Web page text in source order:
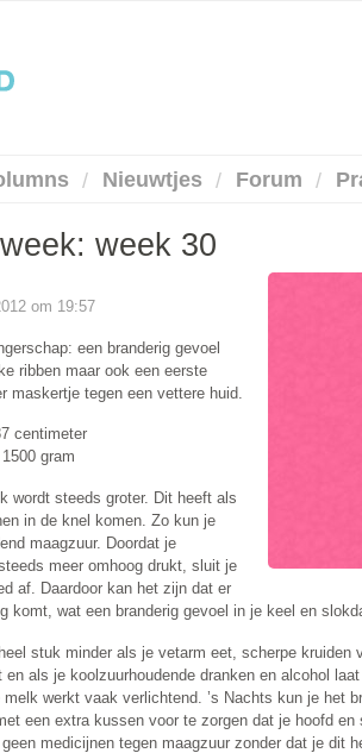
Nieuwtjes Forum
week 30
om 19:57
een branderig gevoel
ribben maar ook een eerste
maskertje tegen een vettere huid.
centimeter
gram
wordt steeds groter. Dit heeft als
in de knel komen. Zo kun je
maagzuur. Doordat je
meer omhoog drukt, sluit je
af. Daardoor kan het zijn dat er
komt, wat een branderig gevoel in je keel en
stuk minder als je vetarm eet, scherpe kruiden
en als je koolzuurhoudende dranken en alcohol
werkt vaak verlichtend. ’s Nachts kun je het
een extra kussen voor te zorgen dat je hoofd
medicijnen tegen maagzuur zonder dat je dit